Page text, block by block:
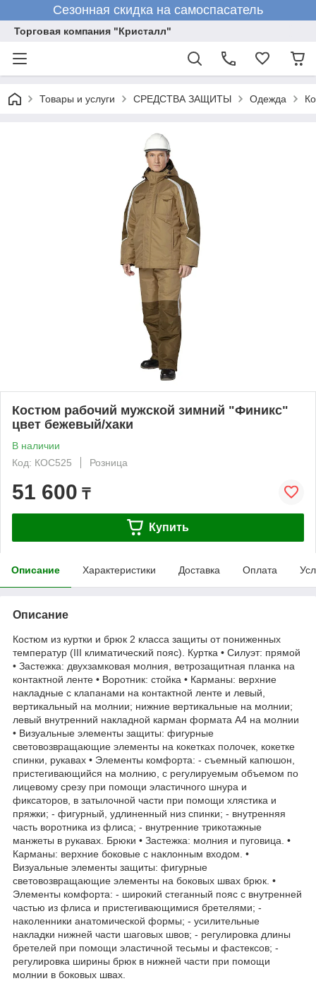
Сезонная скидка на самоспасатель
Торговая компания "Кристалл"
Товары и услуги СРЕДСТВА ЗАЩИТЫ Одежда
Костюм рабочий мужской зимний "Финикс"
цвет бежевый/хаки
В наличии
Код: КОС525
Розница
51 600 ₸
Купить
Описание Характеристики Доставка Оплата
Описание
Костюм из куртки и брюк 2 класса защиты от пониженных
температур (III климатический пояс). Куртка • Силуэт: прямой
• Застежка: двухзамковая молния, ветрозащитная планка на
контактной ленте • Воротник: стойка • Карманы: верхние
накладные с клапанами на контактной ленте и левый,
вертикальный на молнии; нижние вертикальные на молнии;
левый внутренний накладной карман формата А4 на молнии
• Визуальные элементы защиты: фигурные
световозвращающие элементы на кокетках полочек, кокетке
спинки, рукавах • Элементы комфорта: - съемный капюшон,
пристегивающийся на молнию, с регулируемым объемом по
лицевому срезу при помощи эластичного шнура и
фиксаторов, в затылочной части при помощи хлястика и
пряжки; - фигурный, удлиненный низ спинки; - внутренняя
часть воротника из флиса; - внутренние трикотажные
манжеты в рукавах. Брюки • Застежка: молния и пуговица. •
Карманы: верхние боковые с наклонным входом. •
Визуальные элементы защиты: фигурные
световозвращающие элементы на боковых швах брюк. •
Элементы комфорта: - широкий стеганный пояс с внутренней
частью из флиса и пристегивающимися бретелями; -
наколенники анатомической формы; - усилительные
накладки нижней части шаговых швов; - регулировка длины
бретелей при помощи эластичной тесьмы и фастексов; -
регулировка ширины брюк в нижней части при помощи
молнии в боковых швах.